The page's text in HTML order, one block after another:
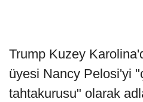
Trump Kuzey
üyesi Nancy Pelosi'yi
tahtakurusu" olarak